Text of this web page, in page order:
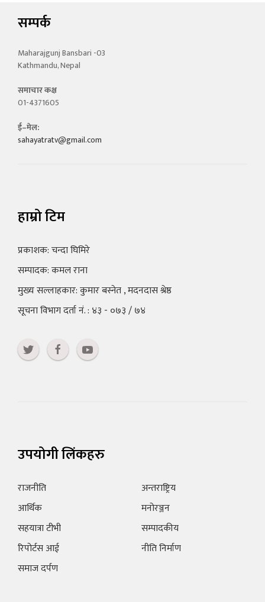
सम्पर्क
Maharajgunj Bansbari -03
Kathmandu, Nepal
समाचार कक्ष
01-4371605
ई–मेल:
sahayatratv@gmail.com
हाम्रो टिम
प्रकाशक: चन्दा घिमिरे
सम्पादक: कमल राना
मुख्य सल्लाहकार: कुमार बस्नेत , मदनदास श्रेष्ठ
सूचना विभाग दर्ता नं. : ४३ - ०७३ / ७४
उपयोगी लिंकहरु
राजनीति
आर्थिक
सहयात्रा टीभी
रिपोर्टस आई
समाज दर्पण
अन्तराष्ट्रिय
मनोरञ्जन
सम्पादकीय
नीति निर्माण